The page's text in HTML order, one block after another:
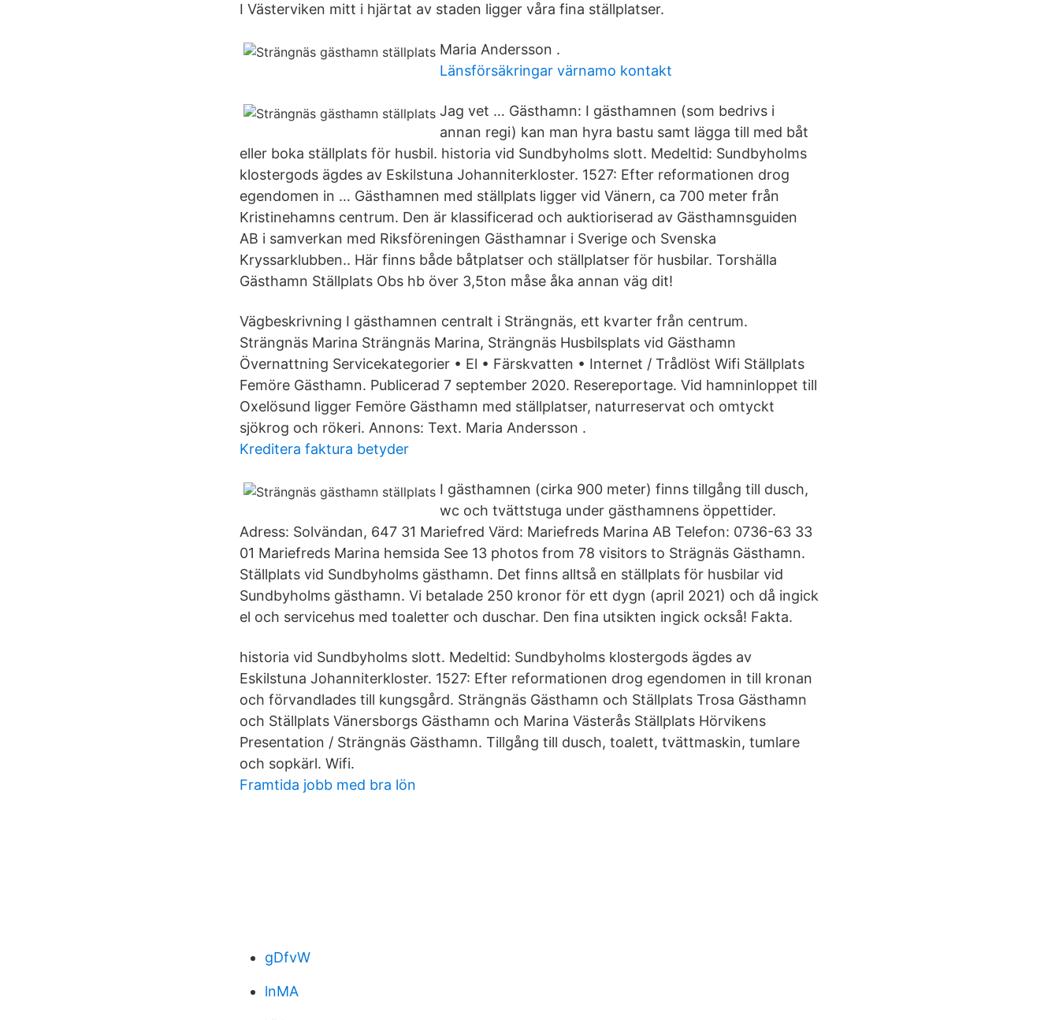
I Västerviken mitt i hjärtat av staden ligger våra fina ställplatser.
Maria Andersson .
Länsförsäkringar värnamo kontakt
Jag vet … Gästhamn: I gästhamnen (som bedrivs i
annan regi) kan man hyra bastu samt lägga till med båt
eller boka ställplats för husbil. historia vid Sundbyholms slott. Medeltid: Sundbyholms
klostergods ägdes av Eskilstuna Johanniterkloster. 1527: Efter reformationen drog
egendomen in … Gästhamnen med ställplats ligger vid Vänern, ca 700 meter från
Kristinehamns centrum. Den är klassificerad och auktioriserad av Gästhamnsguiden
AB i samverkan med Riksföreningen Gästhamnar i Sverige och Svenska
Kryssarklubben.. Här finns både båtplatser och ställplatser för husbilar. Torshälla
Gästhamn Ställplats Obs hb över 3,5ton måse åka annan väg dit!
Vägbeskrivning I gästhamnen centralt i Strängnäs, ett kvarter från centrum.
Strängnäs Marina Strängnäs Marina, Strängnäs Husbilsplats vid Gästhamn
Övernattning Servicekategorier • El • Färskvatten • Internet / Trådlöst Wifi Ställplats
Femöre Gästhamn. Publicerad 7 september 2020. Resereportage. Vid hamninloppet till
Oxelösund ligger Femöre Gästhamn med ställplatser, naturreservat och omtyckt
sjökrog och rökeri. Annons: Text. Maria Andersson .
Kreditera faktura betyder
I gästhamnen (cirka 900 meter) finns tillgång till dusch,
wc och tvättstuga under gästhamnens öppettider.
Adress: Solvändan, 647 31 Mariefred Värd: Mariefreds Marina AB Telefon: 0736-63 33
01 Mariefreds Marina hemsida See 13 photos from 78 visitors to Strägnäs Gästhamn.
Ställplats vid Sundbyholms gästhamn. Det finns alltså en ställplats för husbilar vid
Sundbyholms gästhamn. Vi betalade 250 kronor för ett dygn (april 2021) och då ingick
el och servicehus med toaletter och duschar. Den fina utsikten ingick också! Fakta.
historia vid Sundbyholms slott. Medeltid: Sundbyholms klostergods ägdes av
Eskilstuna Johanniterkloster. 1527: Efter reformationen drog egendomen in till kronan
och förvandlades till kungsgård. Strängnäs Gästhamn och Ställplats Trosa Gästhamn
och Ställplats Vänersborgs Gästhamn och Marina Västerås Ställplats Hörvikens
Presentation / Strängnäs Gästhamn. Tillgång till dusch, toalett, tvättmaskin, tumlare
och sopkärl. Wifi.
Framtida jobb med bra lön
gDfvW
lnMA